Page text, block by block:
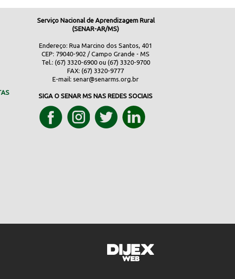
Serviço Nacional de Aprendizagem Rural
(SENAR-AR/MS)
Endereço: Rua Marcino dos Santos, 401
CEP: 79040-902 / Campo Grande - MS
Tel.: (67) 3320-6900 ou (67) 3320-9700
FAX: (67) 3320-9777
E-mail:senar@senarms.org.br
SIGA O SENAR MS NAS REDES SOCIAIS